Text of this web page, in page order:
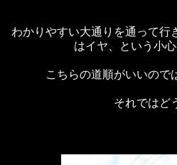
わかりやすい大通りを通って行
はイヤ、という小
こちらの道順がいいので
それではど